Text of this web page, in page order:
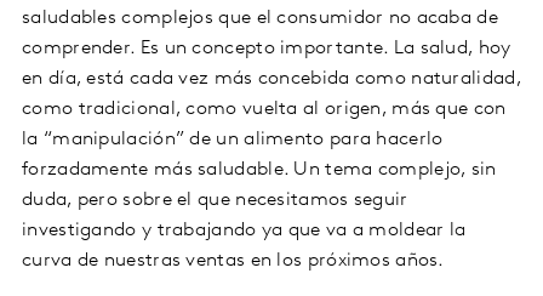
saludables complejos que el consumidor no acaba de
comprender. Es un concepto importante. La salud, hoy
en día, está cada vez más concebida como naturalidad,
como tradicional, como vuelta al origen, más que con
la “manipulación” de un alimento para hacerlo
forzadamente más saludable. Un tema complejo, sin
duda, pero sobre el que necesitamos seguir
investigando y trabajando ya que va a moldear la
curva de nuestras ventas en los próximos años.